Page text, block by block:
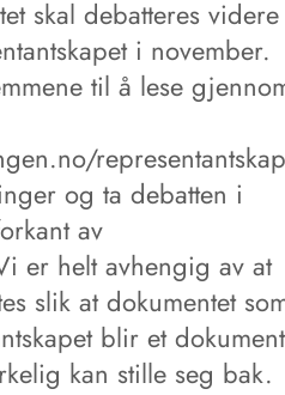
skal debatteres videre
i november.
til å lese
og ta debatten i
av
er helt avhengig av at
slik at dokumentet
blir et dokument
kan stille seg bak.